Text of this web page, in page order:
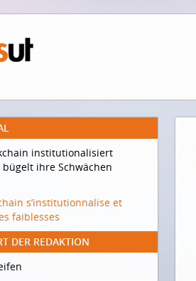
institutionalisiert
ihre Schwächen
s’institutionnalise et
faiblesses
DER REDAKTION